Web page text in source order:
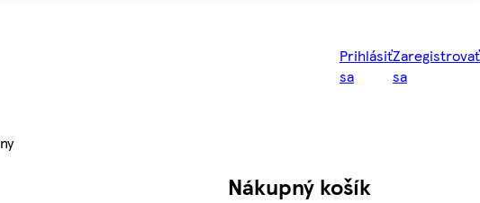
Prihlásiť
sa
Zaregistrovať
sa
Nákupný košík